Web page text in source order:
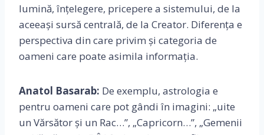
lumină, înțelegere, pricepere a sistemului, de la
aceeași sursă centrală, de la Creator. Diferența e
perspectiva din care privim și categoria de
oameni care poate asimila informația.
Anatol Basarab: De exemplu, astrologia e
pentru oameni care pot gândi în imagini: „uite
un Vărsător și un Rac…”, „Capricorn…”, „Gemenii